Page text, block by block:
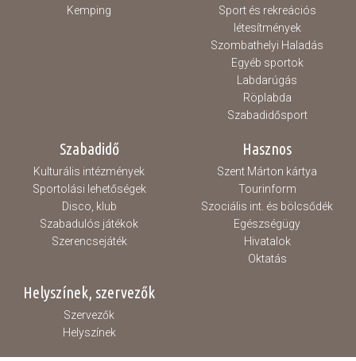
Kemping
Sport és rekreációs
létesítmények
Szombathelyi Haladás
Egyéb sportok
Labdarúgás
Röplabda
Szabadidősport
Szabadidő
Kulturális intézmények
Sportolási lehetőségek
Disco, klub
Szabadulós játékok
Szerencsejáték
Hasznos
Szent Márton kártya
Tourinform
Szociális int. és bölcsődék
Egészségügy
Hivatalok
Oktatás
Helyszínek, szervezők
Szervezők
Helyszínek